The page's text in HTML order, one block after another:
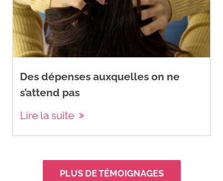
Des dépenses auxquelles on ne
s’attend pas
Lire la suite
PLUS DE TÉMOIGNAGES